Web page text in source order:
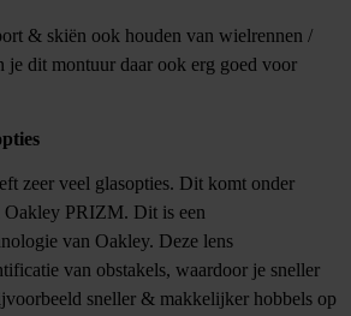
& skiën ook houden van wielrennen /
je dit montuur daar ook erg goed voor
zeer veel glasopties. Dit komt onder
Oakley PRIZM. Dit is een
van Oakley. Deze lens
van obstakels, waardoor je sneller
sneller & makkelijker hobbels op